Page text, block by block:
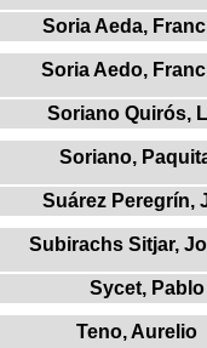
Soria Aeda,
Soria Aedo,
Soriano Quirós,
Soriano,
Suárez Peregrín,
Subirachs Sitjar,
Sycet, Pablo
Teno, Aurelio